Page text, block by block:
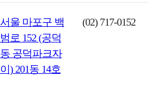
서울 마포구 백
범로 152 (공덕
동 공덕파크자
이) 201동 14호
(02) 717-0152